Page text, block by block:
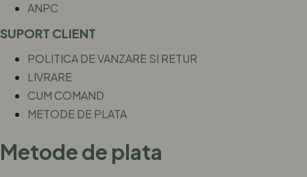
ANPC
SUPORT CLIENT
POLITICA DE VANZARE SI RETUR
LIVRARE
CUM COMAND
METODE DE PLATA
Metode de plata